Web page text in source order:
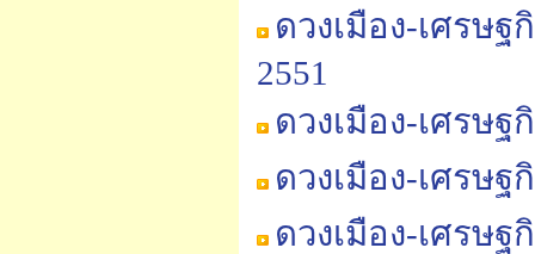
ดวงเมือง-เศรษ
2551
ดวงเมือง-เศรษ
ดวงเมือง-เศรษ
ดวงเมือง-เศรษ